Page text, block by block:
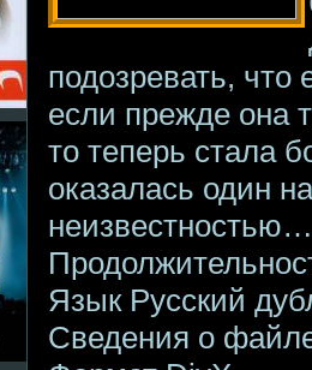
подозревать,
если прежде она
то теперь стала
оказалась один
неизвестностью…
Язык Русский
Сведения о